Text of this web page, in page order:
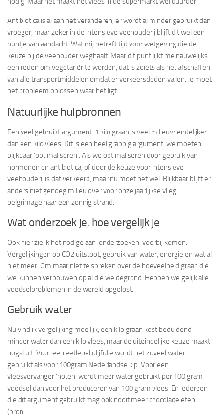
Antibiotica is al aan het veranderen, er wordt al minder gebruikt dan
vroeger, maar zeker in de intensieve veehouderij blijft dit wel een
puntje van aandacht. Wat mij betreft tijd voor wetgeving die de
keuze bij de veehouder weghaalt. Maar dit punt lijkt me nauwelijks
een reden om vegetariër te worden, dat is zoiets als het afschaffen
van alle transportmiddelen omdat er verkeersdoden vallen. Je moet
het probleem oplossen waar het ligt.
Natuurlijke hulpbronnen
Een veel gebruikt argument. 1 kilo graan is veel milieuvriendelijker
dan een kilo vlees. Dit is een heel grappig argument, we moeten
blijkbaar ‘optimaliseren’. Als we optimaliseren door gebruik van
hormonen en antibiotica, of door de keuze voor intensieve
veehouderij is dat verkeerd, maar nu moet het wel. Blijkbaar blijft er
anders niet genoeg milieu over voor onze jaarlijkse vlieg
pelgrimage naar een zonnig strand.
Wat onderzoek je, hoe vergelijk je
Ook hier zie ik het nodige aan ‘onderzoeken’ voorbij komen.
Vergelijkingen op CO2 uitstoot, gebruik van water, energie en wat al
niet meer. Om maar niet te spreken over de hoeveelheid graan die
we kunnen verbouwen op al die weidegrond. Hebben we gelijk alle
voedselproblemen in de wereld opgelost.
Gebruik water
Nu vind ik vergelijking moeilijk, een kilo graan kost beduidend
minder water dan een kilo vlees, maar de uiteindelijke keuze maakt
nogal uit. Voor een eetlepel olijfolie wordt net zoveel water
gebruikt als voor 100gram Nederlandse kip. Voor een
vleesvervanger ‘noten’ wordt meer water gebruikt per 100 gram
voedsel dan voor het produceren van 100 gram vlees. En iedereen
die dit argument gebruikt mag ook nooit meer chocolade eten.
(bron